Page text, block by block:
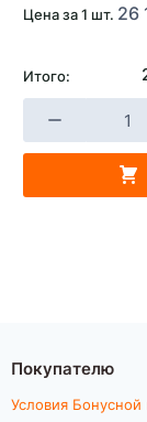
Цена за 1 шт. 26
Итого:
Покупателю
Условия Бонусной